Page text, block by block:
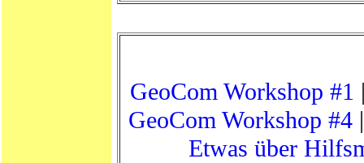
GeoCom Workshop #1
GeoCom Workshop #4
Etwas über